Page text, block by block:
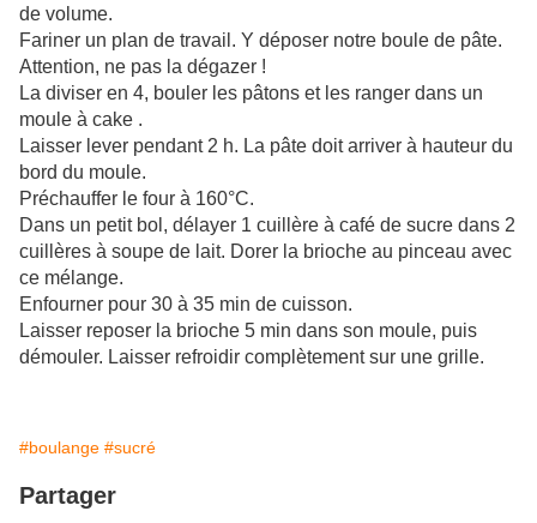
de volume.
Fariner un plan de travail. Y déposer notre boule de pâte.
Attention, ne pas la dégazer !
La diviser en 4, bouler les pâtons et les ranger dans un
moule à cake .
Laisser lever pendant 2 h. La pâte doit arriver à hauteur du
bord du moule.
Préchauffer le four à 160°C.
Dans un petit bol, délayer 1 cuillère à café de sucre dans 2
cuillères à soupe de lait. Dorer la brioche au pinceau avec
ce mélange.
Enfourner pour 30 à 35 min de cuisson.
Laisser reposer la brioche 5 min dans son moule, puis
démouler. Laisser refroidir complètement sur une grille.
#boulange #sucré
Partager